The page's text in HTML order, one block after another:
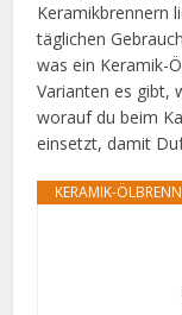
Keramikbrennern
täglichen
was ein Keramik-
Varianten es gibt,
worauf du beim
einsetzt, damit
KERAMIK-